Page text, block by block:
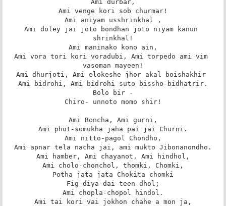
Ami durbar,
Ami venge kori sob churmar!
Ami aniyam usshrinkhal ,
Ami doley jai joto bondhan joto niyam kanun
shrinkhal!
Ami maninako kono ain,
Ami vora tori kori voradubi, Ami torpedo ami vim
vasoman mayeen!
Ami dhurjoti, Ami elokeshe jhor akal boishakhir
Ami bidrohi, Ami bidrohi suto bissho-bidhatrir.
Bolo bir -
Chiro- unnoto momo shir!
Ami Boncha, Ami gurni,
Ami phot-somukha jaha pai jai Churni.
Ami nitto-pagol Chondho,
Ami apnar tela nacha jai, ami mukto Jibonanondho.
Ami hamber, Ami chayanot, Ami hindhol,
Ami cholo-chonchol, thomki, Chomki,
Potha jata jata Chokita chomki
Fig diya dai teen dhol;
Ami chopla-chopol hindol.
Ami tai kori vai jokhon chahe a mon ja,